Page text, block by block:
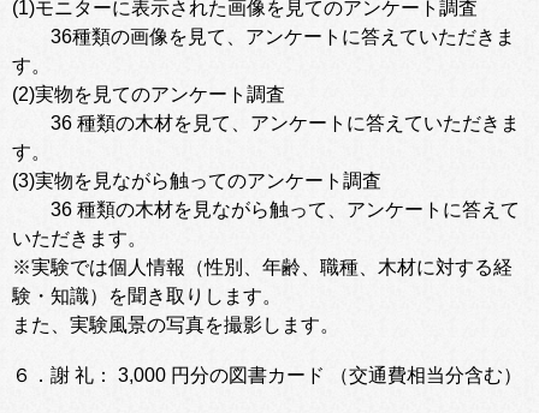
(1)モニターに表示された画像を見てのアンケート調査
36種類の画像を見て、アンケートに答えていただきま
す。
(2)実物を見てのアンケート調査
36 種類の木材を見て、アンケートに答えていただきま
す。
(3)実物を見ながら触ってのアンケート調査
36 種類の木材を見ながら触って、アンケートに答えて
いただきます。
※実験では個人情報（性別、年齢、職種、木材に対する経
験・知識）を聞き取りします。
また、実験風景の写真を撮影します。
６．謝 礼： 3,000 円分の図書カード （交通費相当分含む）